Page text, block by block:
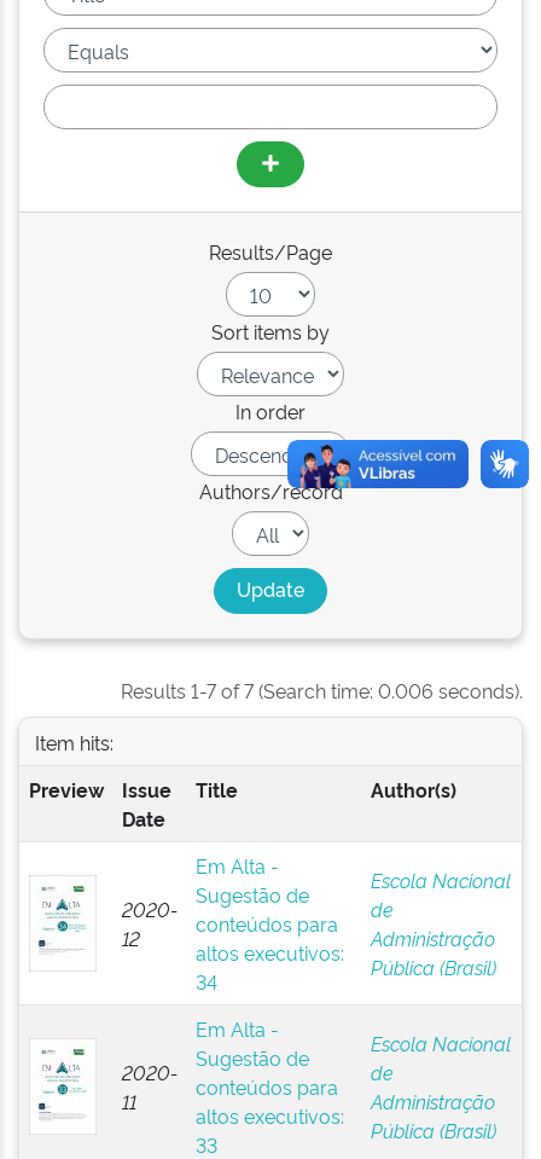
Results/Page
Sort items by
In order
Authors/record
Results 1-7 of 7 (Search time: 0.006 seconds).
Item hits:
Preview
Issue
Date
Title Author(s)
2020-
12
Em Alta -
Sugestão de
conteúdos para
altos executivos:
34
Escola Nacional
de
Administração
Pública (Brasil)
2020-
11
Em Alta -
Sugestão de
conteúdos para
altos executivos:
33
Escola Nacional
de
Administração
Pública (Brasil)